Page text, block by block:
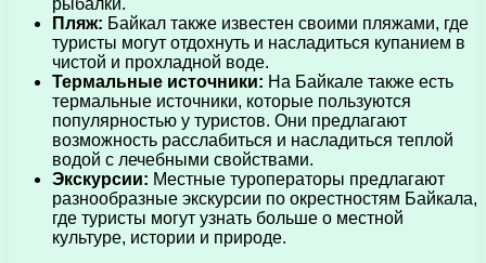
Пляж: Байкал также известен своими пляжами, где
туристы могут отдохнуть и насладиться купанием в
чистой и прохладной воде.
Термальные источники: На Байкале также есть
термальные источники, которые пользуются
популярностью у туристов. Они предлагают
возможность расслабиться и насладиться теплой
водой с лечебными свойствами.
Экскурсии: Местные туроператоры предлагают
разнообразные экскурсии по окрестностям Байкала,
где туристы могут узнать больше о местной
культуре, истории и природе.